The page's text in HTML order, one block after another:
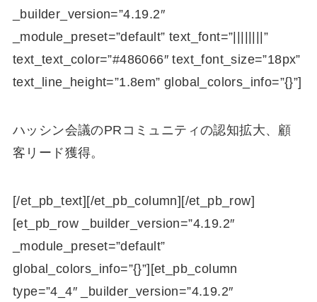
_builder_version=”4.19.2″
_module_preset=”default” text_font=”||||||||”
text_text_color=”#486066″ text_font_size=”18px”
text_line_height=”1.8em” global_colors_info=”{}”]
ハッシン会議のPRコミュニティの認知拡大、顧
客リード獲得。
[/et_pb_text][/et_pb_column][/et_pb_row]
[et_pb_row _builder_version=”4.19.2″
_module_preset=”default”
global_colors_info=”{}”][et_pb_column
type=”4_4″ _builder_version=”4.19.2″